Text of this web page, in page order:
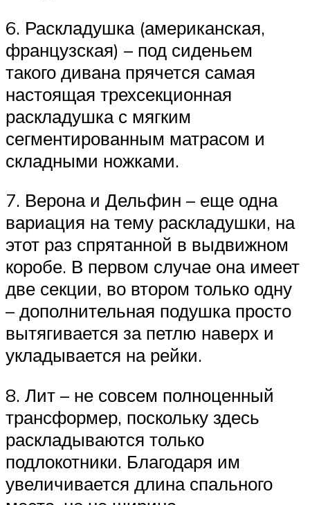
6. Раскладушка (американская,
французская) – под сиденьем
такого дивана прячется самая
настоящая трехсекционная
раскладушка с мягким
сегментированным матрасом и
складными ножками.
7. Верона и Дельфин – еще одна
вариация на тему раскладушки, на
этот раз спрятанной в выдвижном
коробе. В первом случае она имеет
две секции, во втором только одну
– дополнительная подушка просто
вытягивается за петлю наверх и
укладывается на рейки.
8. Лит – не совсем полноценный
трансформер, поскольку здесь
раскладываются только
подлокотники. Благодаря им
увеличивается длина спального